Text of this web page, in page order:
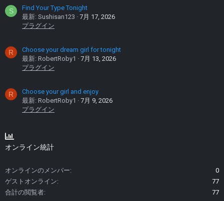
S
Find Your Type Tonight
最新: Sushisan123
7月 17, 2026
プラグイン
R
Choose your dream girl for tonight
最新: RobertRoby1
7月 13, 2026
プラグイン
R
Choose your girl and enjoy
最新: RobertRoby1
7月 9, 2026
プラグイン
オンライン統計
オンラインのメンバー
0
ゲストオンライン
77
合計の閲覧者
77